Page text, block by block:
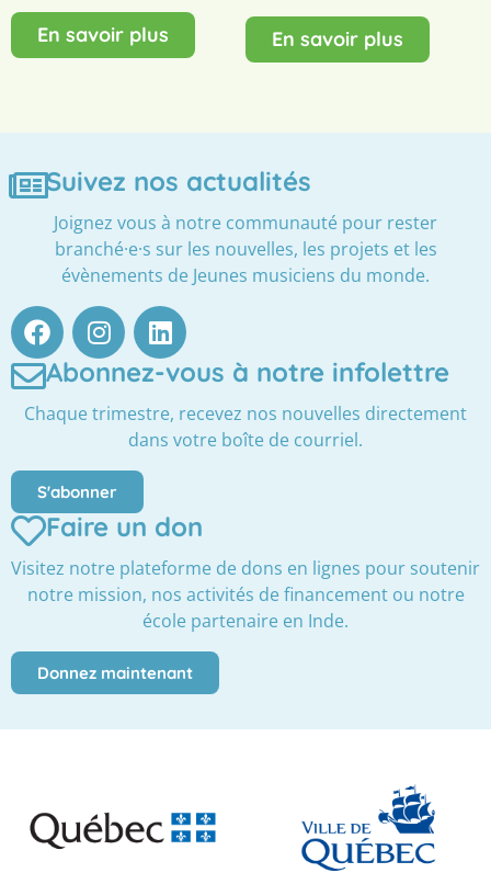
En savoir plus En savoir plus
Suivez nos actualités
Joignez vous à notre communauté pour rester
branché·e·s sur les nouvelles, les projets et les
évènements de Jeunes musiciens du monde.
Abonnez-vous à notre infolettre
Chaque trimestre, recevez nos nouvelles directement
dans votre boîte de courriel.
S'abonner
Faire un don
Visitez notre plateforme de dons en lignes pour soutenir
notre mission, nos activités de financement ou notre
école partenaire en Inde.
Donnez maintenant